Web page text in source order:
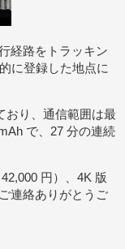
経路をトラッキン
に登録した地点に
おり、通信範囲は最
で、27 分の連続
円）、4K 版
連絡ありがとうご